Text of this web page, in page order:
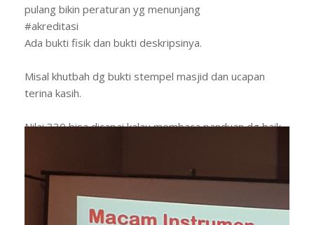
pulang bikin peraturan yg menunjang
#akreditasi
Ada bukti fisik dan bukti deskripsinya.
Misal khutbah dg bukti stempel masjid dan ucapan
terina kasih.
Nilai 330 bisa dicapai kalau membaca panduan dg baik